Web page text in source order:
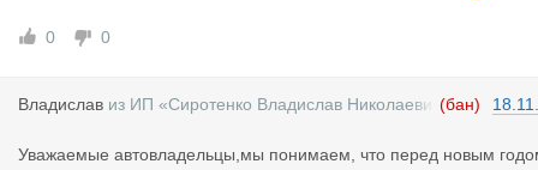
0 0
Владислав из ИП «Сиротенко Владислав Николаеви (бан)
Уважаемые автовладельцы,мы понимаем, что перед новым